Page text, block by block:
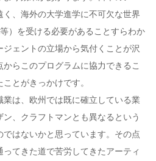
、海外の大学進学に不可欠な世界
）を受ける必要があることすらわか
ェントの立場から気付くことが沢
らこのプログラムに協力できるこ
とがきっかけです。
業は、欧州では既に確立している業
、クラフトマンとも異なるという
はないかと思っています。その点
てきた道で苦労してきたアーティ